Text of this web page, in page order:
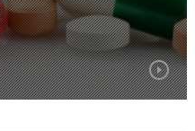
лекарственного